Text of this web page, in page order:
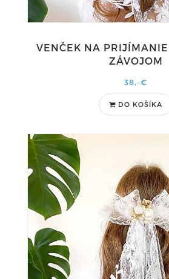
VENČEK NA
ZÁVOJOM
38,-€
DO KOŠÍKA